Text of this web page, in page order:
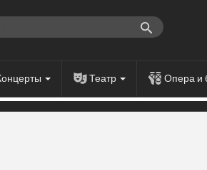
Театр Опера и